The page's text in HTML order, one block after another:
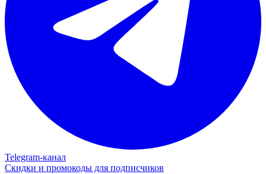
Telegram‑канал
Скидки и промокоды для подписчиков